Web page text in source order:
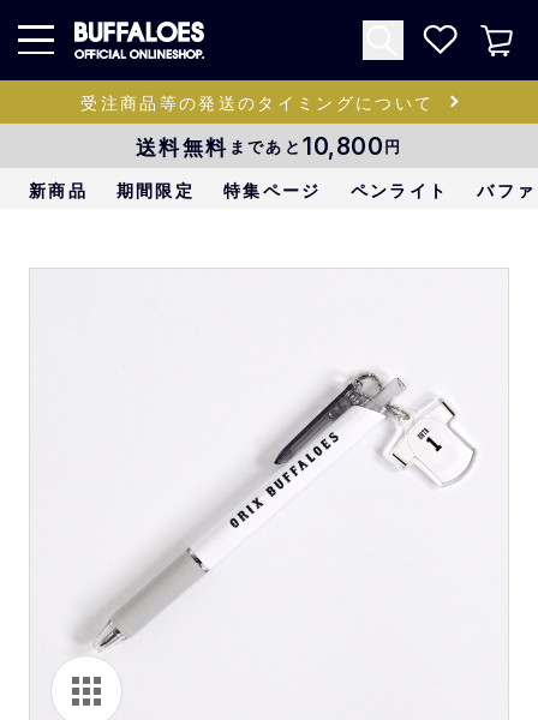
受注商品等の発送のタイミングについて
送料無料 まであと 10,800円
新商品 期間限定 特集ページ ペンライト バフ